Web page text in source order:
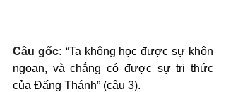
Câu gốc: “Ta không học được sự khôn
ngoan, và chẳng có được sự tri thức
của Đấng Thánh” (câu 3).